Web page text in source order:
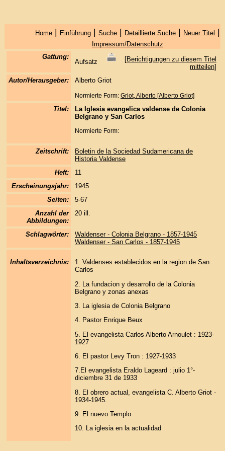
Home| Einführung| Suche| Detaillierte Suche| Neuer Titel |
Impressum/Datenschutz
Gattung:
Aufsatz [Berichtigungen zu diesem Titel
mitteilen]
Autor/Herausgeber:
Alberto Griot
Normierte Form: Griot, Alberto [Alberto Griot]
Titel:
La Iglesia evangelica valdense de Colonia
Belgrano y San Carlos
Normierte Form:
Zeitschrift:
Boletin de la Sociedad Sudamericana de
Historia Valdense
Heft:
11
Erscheinungsjahr:
1945
Seiten:
5-67
Anzahl der
Abbildungen:
20 ill.
Schlagwörter:
Waldenser - Colonia Belgrano - 1857-1945
Waldenser - San Carlos - 1857-1945
Inhaltsverzeichnis:
1. Valdenses establecidos en la region de San
Carlos
2. La fundacion y desarrollo de la Colonia
Belgrano y zonas anexas
3. La iglesia de Colonia Belgrano
4. Pastor Enrique Beux
5. El evangelista Carlos Alberto Arnoulet : 1923-
1927
6. El pastor Levy Tron : 1927-1933
7.El evangelista Eraldo Lageard : julio 1°-
diciembre 31 de 1933
8. El obrero actual, evangelista C. Alberto Griot -
1934-1945.
9. El nuevo Templo
10. La iglesia en la actualidad